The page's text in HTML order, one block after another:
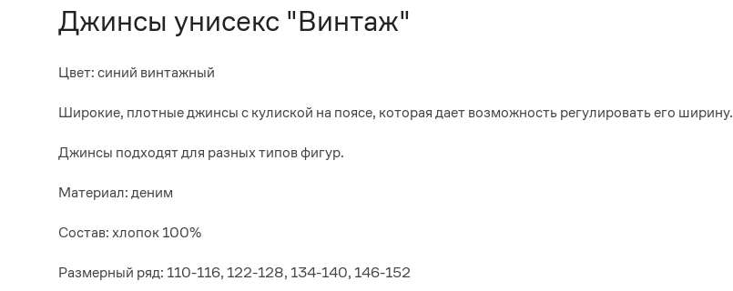
Джинсы унисекс "Винтаж"
Цвет: синий винтажный
Широкие, плотные джинсы с кулиской на поясе, которая дает возможность регулировать его ширину.
Джинсы подходят для разных типов фигур.
Материал: деним
Состав: хлопок 100%
Размерный ряд: 110-116, 122-128, 134-140, 146-152